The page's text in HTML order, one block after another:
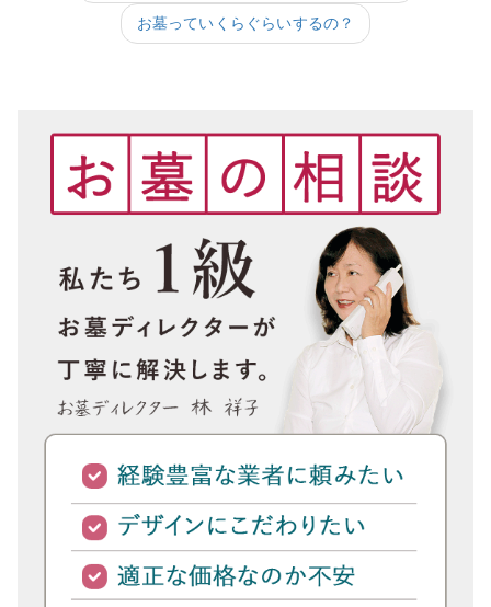
お墓っていくらぐらいするの？